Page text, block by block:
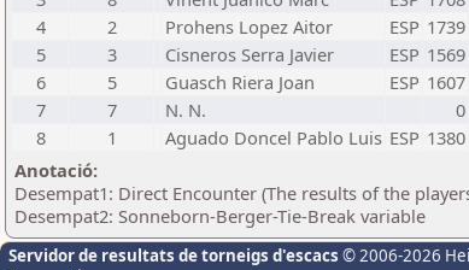
4
2 Prohens Lopez Aitor ESP 1739
5
3 Cisneros Serra Javier ESP 1569
6
5 Guasch Riera Joan ESP 1607
7
7 N. N. 0
8
1 Aguado Doncel Pablo Luis ESP 1380
Anotació:
Desempat1: Direct Encounter (The results of the
Desempat2: Sonneborn-Berger-Tie-Break variable
Servidor de resultats de torneigs d'escacs © 2006-2026